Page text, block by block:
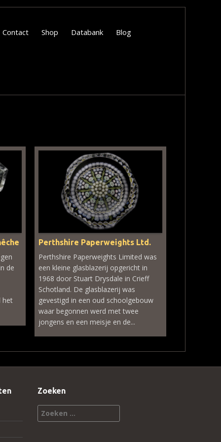
Contact Shop Databank
Blog
de
het
Perthshire Paperweights Ltd.
Perthshire Paperweights Limited was
een kleine glasblazerij opgericht in
1968 door Stuart Drysdale in Crieff
Schotland. De glasblazerij was
gevestigd in een oud schoolgebouw
waar begonnen werd met twee
jongens en een meisje en de...
Zoeken
Zoeken
naar: